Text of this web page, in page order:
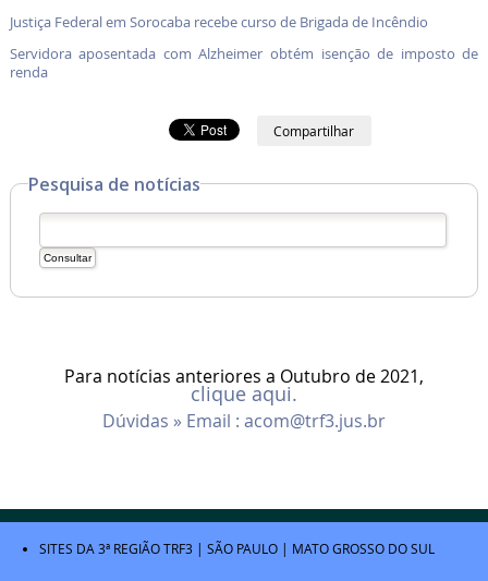
Justiça Federal em Sorocaba recebe curso de Brigada de Incêndio
Servidora aposentada com Alzheimer obtém isenção de imposto de
renda
Compartilhar
Pesquisa de notícias
Para notícias anteriores a Outubro de 2021,
clique aqui.
Dúvidas » Email : acom@trf3.jus.br
SITES DA 3ª REGIÃOTRF3 | SÃO PAULO | MATO GROSSO DO SUL